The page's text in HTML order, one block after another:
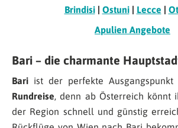
Brindisi| Ostuni| Lecce |
Apulien Angebote
Bari – die charmante
Bari ist der perfekte
Rundreise, denn ab Österreich könnt
der Region schnell und günstig